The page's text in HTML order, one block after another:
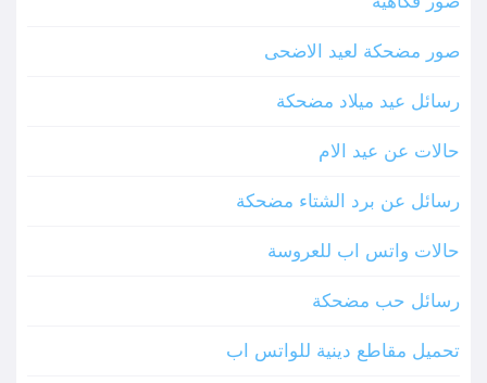
صور مضحكة لعيد الاضحى
رسائل عيد ميلاد مضحكة
حالات عن عيد الام
رسائل عن برد الشتاء مضحكة
حالات واتس اب للعروسة
رسائل حب مضحكة
تحميل مقاطع دينية للواتس اب